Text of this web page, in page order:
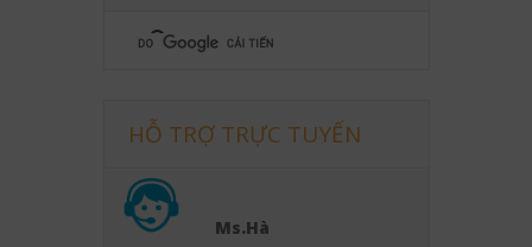
HỖ TRỢ TRỰC TUYẾN
Ms.Hà